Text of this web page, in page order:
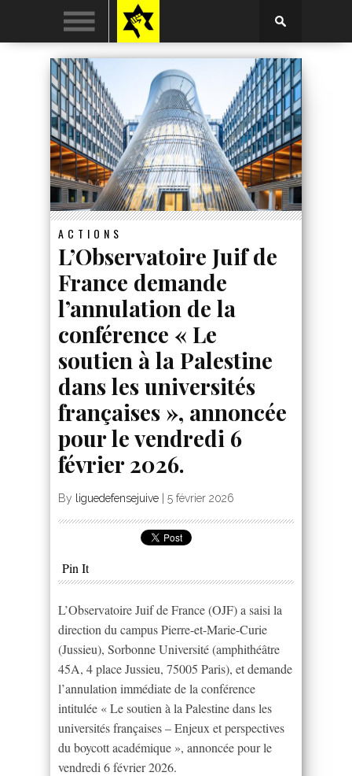
ACTIONS
L’Observatoire Juif de
France demande
l’annulation de la
conférence « Le
soutien à la Palestine
dans les universités
françaises », annoncée
pour le vendredi 6
février 2026.
By liguedefensejuive 5 février 2026
Pin It
L’Observatoire Juif de France (OJF) a saisi la
direction du campus Pierre-et-Marie-Curie
(Jussieu), Sorbonne Université (amphithéâtre
45A, 4 place Jussieu, 75005 Paris), et demande
l’annulation immédiate de la conférence
intitulée « Le soutien à la Palestine dans les
universités françaises – Enjeux et perspectives
du boycott académique », annoncée pour le
vendredi 6 février 2026.